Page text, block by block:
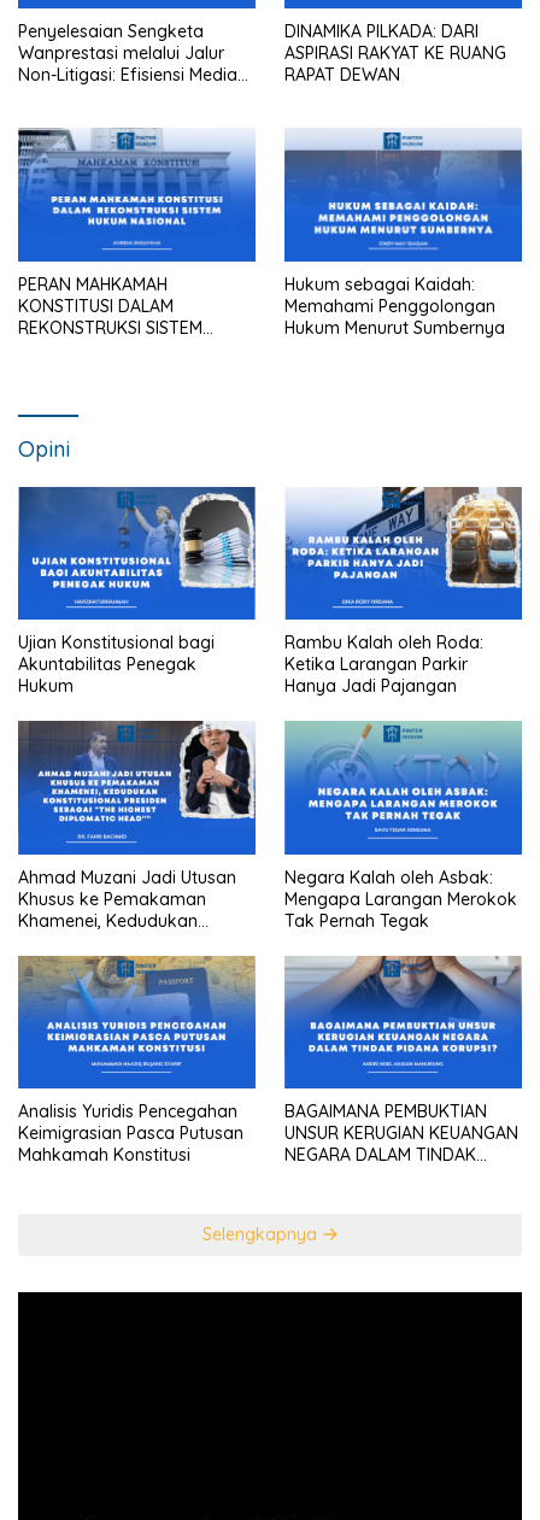
Penyelesaian Sengketa
Wanprestasi melalui Jalur
Non-Litigasi: Efisiensi Mediasi
DINAMIKA PILKADA: DARI
ASPIRASI RAKYAT KE RUANG
RAPAT DEWAN
PERAN MAHKAMAH
KONSTITUSI DALAM
REKONSTRUKSI SISTEM
Hukum sebagai Kaidah:
Memahami Penggolongan
Hukum Menurut Sumbernya
Opini
Ujian Konstitusional bagi
Akuntabilitas Penegak
Hukum
Rambu Kalah oleh Roda:
Ketika Larangan Parkir
Hanya Jadi Pajangan
Ahmad Muzani Jadi Utusan
Khusus ke Pemakaman
Khamenei, Kedudukan
sebagai “the highest
diplomatic head””
Negara Kalah oleh Asbak:
Mengapa Larangan Merokok
Tak Pernah Tegak
Analisis Yuridis Pencegahan
Keimigrasian Pasca Putusan
Mahkamah Konstitusi
BAGAIMANA PEMBUKTIAN
UNSUR KERUGIAN KEUANGAN
NEGARA DALAM TINDAK
Selengkapnya